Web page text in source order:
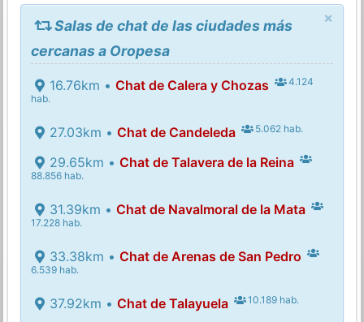
×
Salas de chat de las ciudades más
cercanas a Oropesa
16.76km • Chat de Calera y Chozas
4.124
hab.
27.03km • Chat de Candeleda 5.062 hab.
29.65km • Chat de Talavera de la Reina
88.856 hab.
31.39km • Chat de Navalmoral de la Mata
17.228 hab.
33.38km • Chat de Arenas de San Pedro
6.539 hab.
37.92km • Chat de Talayuela 10.189 hab.